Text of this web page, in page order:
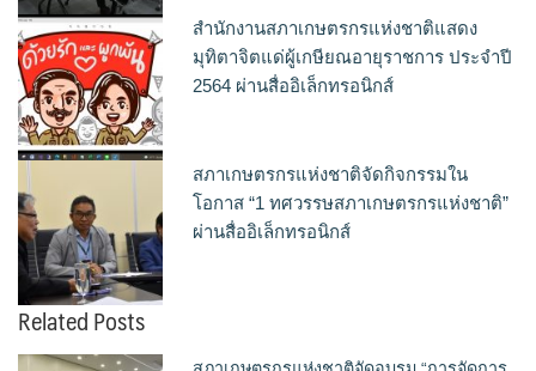
สำนักงานสภาเกษตรกรแห่งชาติแสดง
มุทิตาจิตแด่ผู้เกษียณอายุราชการ ประจำปี
2564 ผ่านสื่ออิเล็กทรอนิกส์
สภาเกษตรกรแห่งชาติจัดกิจกรรมใน
โอกาส “1 ทศวรรษสภาเกษตรกรแห่งชาติ”
ผ่านสื่ออิเล็กทรอนิกส์
Related Posts